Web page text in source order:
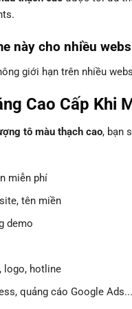
này cho nhiều
giới hạn trên nhiều
Cao Cấp Khi
tô màu thạch cao, bạn
miễn phí
tên miền
demo
logo, hotline
quảng cáo Google Ads...